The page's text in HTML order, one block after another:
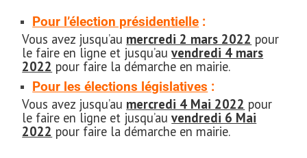
Pour l’élection présidentielle :
Vous avez jusqu’au mercredi 2 mars 2022 pour
le faire en ligne et jusqu’auvendredi 4 mars
2022 pour faire la démarche en mairie.
Pour les élections législatives :
Vous avez jusqu’au mercredi 4 Mai 2022 pour
le faire en ligne et jusqu’auvendredi 6 Mai
2022 pour faire la démarche en mairie.